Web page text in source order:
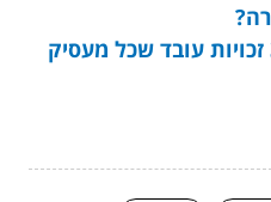
לעובדים יש זכויות! 3 זכויות עובד שכל מעסיק